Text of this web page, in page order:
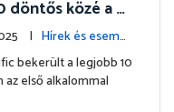
közé a Gl
versenyén
| Hírek és esemé
bekerült a legjobb 10
első alkalommal